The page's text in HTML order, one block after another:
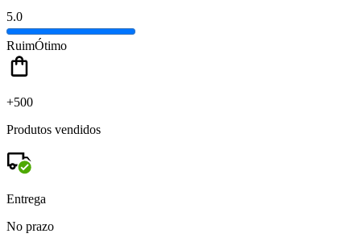
5.0
RuimÓtimo
+500
Produtos vendidos
Entrega
No prazo